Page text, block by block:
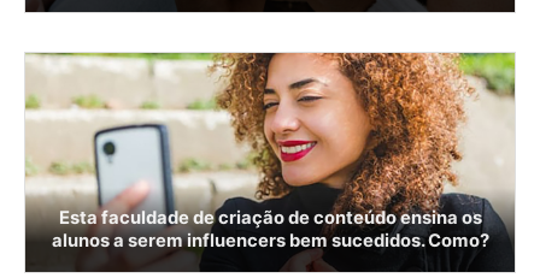
Esta faculdade de criação de conteúdo ensina os
alunos a serem influencers bem sucedidos. Como?